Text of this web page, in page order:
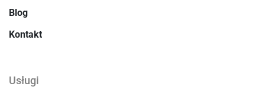
Blog
Kontakt
Usługi